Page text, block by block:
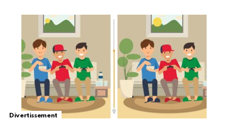
Divertissement